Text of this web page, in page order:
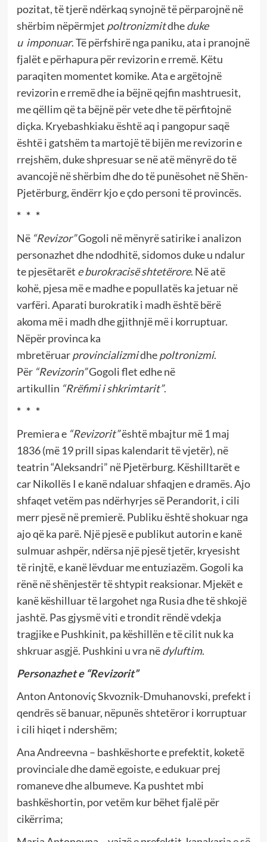
pozitat, të tjerë ndërkaq synojnë të përparojnë në
shërbim nëpërmjet poltronizmitdheduke
u imponuar. Të përfshirë nga paniku, ata i pranojnë
fjalët e përhapura për revizorin e rremë. Këtu
paraqiten momentet komike. Ata e argëtojnë
revizorin e rremë dhe ia bëjnë qejfin mashtruesit,
me qëllim që ta bëjnë për vete dhe të përfitojnë
diçka. Kryebashkiaku është aq i pangopur saqë
është i gatshëm ta martojë të bijën me revizorin e
rrejshëm, duke shpresuar se në atë mënyrë do të
avancojë në shërbim dhe do të punësohet në Shën-
Pjetërburg, ëndërr kjo e çdo personi të provincës.
* * *
Në “Revizor”Gogoli në mënyrë satirike i analizon
personazhet dhe ndodhitë, sidomos duke u ndalur
te pjesëtarët e burokracisë shtetërore. Në atë
kohë, pjesa më e madhe e popullatës ka jetuar në
varfëri. Aparati burokratik i madh është bërë
akoma më i madh dhe gjithnjë më i korruptuar.
Nëpër provinca ka
mbretëruarprovincializmidhepoltronizmi.
Për “Revizorin”Gogoli flet edhe në
artikullin “Rrëfimi i shkrimtarit”.
* * *
Premiera e “Revizorit”është mbajtur më 1 maj
1836 (më 19 prill sipas kalendarit të vjetër), në
teatrin “Aleksandri” në Pjetërburg. Këshilltarët e
car Nikollës I e kanë ndaluar shfaqjen e dramës. Ajo
shfaqet vetëm pas ndërhyrjes së Perandorit, i cili
merr pjesë në premierë. Publiku është shokuar nga
ajo që ka parë. Një pjesë e publikut autorin e kanë
sulmuar ashpër, ndërsa një pjesë tjetër, kryesisht
të rinjtë, e kanë lëvduar me entuziazëm. Gogoli ka
rënë në shënjestër të shtypit reaksionar. Mjekët e
kanë këshilluar të largohet nga Rusia dhe të shkojë
jashtë. Pas gjysmë viti e trondit rëndë vdekja
tragjike e Pushkinit, pa këshillën e të cilit nuk ka
shkruar asgjë. Pushkini u vra nëdyluftim.
Personazhet e “Revizorit”
Anton Antonoviç Skvoznik-Dmuhanovski, prefekt i
qendrës së banuar, nëpunës shtetëror i korruptuar
i cili hiqet i ndershëm;
Ana Andreevna – bashkëshorte e prefektit, koketë
provinciale dhe damë egoiste, e edukuar prej
romaneve dhe albumeve. Ka pushtet mbi
bashkëshortin, por vetëm kur bëhet fjalë për
cikërrima;